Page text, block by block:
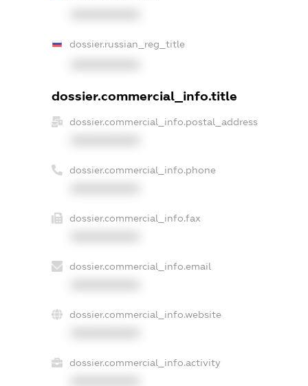
dossier.russian_reg_title
dossier.commercial_info.title
dossier.commercial_info.postal_address
dossier.commercial_info.phone
dossier.commercial_info.fax
dossier.commercial_info.email
dossier.commercial_info.website
dossier.commercial_info.activity